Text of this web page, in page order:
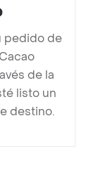
pedido de
de la
listo un
destino.